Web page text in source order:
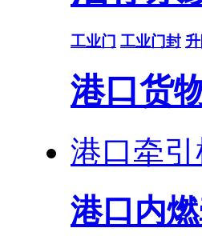
工业门 工业门封
港口货
港口牵
港口内